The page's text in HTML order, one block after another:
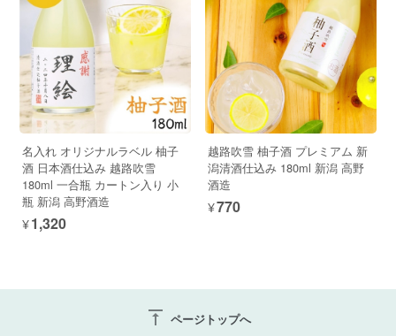
名入れ オリジナルラベル 柚子
酒 日本酒仕込み 越路吹雪
180ml 一合瓶 カートン入り 小
瓶 新潟 高野酒造
¥1,320
越路吹雪 柚子酒 プレミアム 新
潟清酒仕込み 180ml 新潟 高野
酒造
¥770
vertical_align_top ページトップへ